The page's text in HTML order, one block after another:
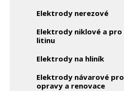
Elektrody nerezové
Elektrody niklové a pro
litinu
Elektrody na hliník
Elektrody návarové pro
opravy a renovace